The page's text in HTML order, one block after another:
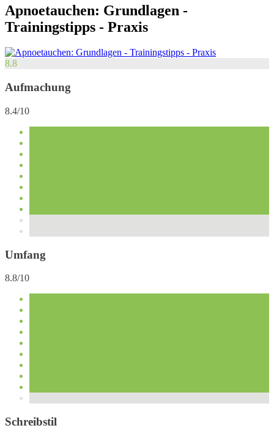
Apnoetauchen: Grundlagen -
Trainingstipps - Praxis
8.8
Aufmachung
8.4/10
Umfang
8.8/10
Schreibstil